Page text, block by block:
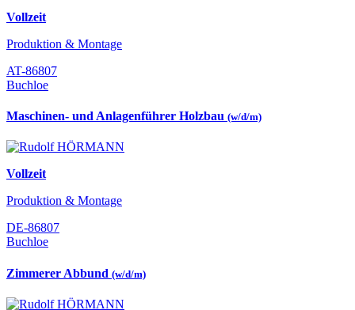
Vollzeit
Produktion & Montage
AT-86807
Buchloe
Maschinen- und Anlagenführer Holzbau (w/d/m)
Vollzeit
Produktion & Montage
DE-86807
Buchloe
Zimmerer Abbund (w/d/m)